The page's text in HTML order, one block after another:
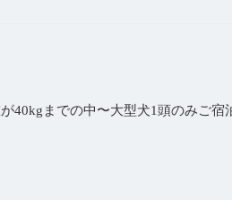
40kgまでの中〜大型犬1頭のみご宿